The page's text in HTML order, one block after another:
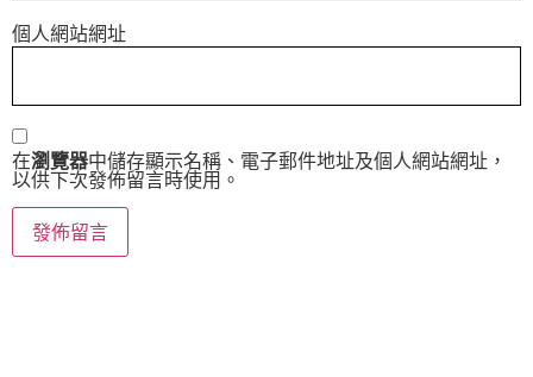
個人網站網址
在瀏覽器中儲存顯示名稱、電子郵件地址及個人網站網址，
以供下次發佈留言時使用。